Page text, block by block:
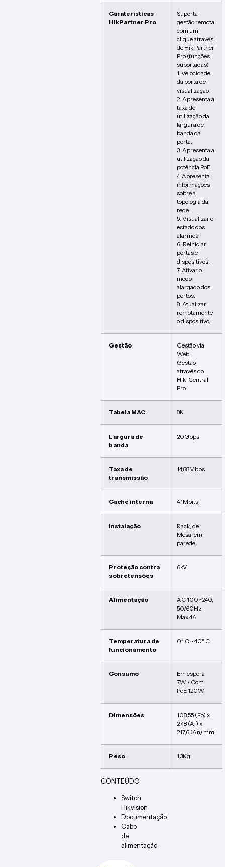
Caraterísticas
HikPartner Pro
Suporta
gestão remota
com um
clique através
do Hik Partner
Pro (funções
suportadas)
1. Velocidade
da porta de
visualização.
2. Apresenta a
taxa de
utilização da
largura de
banda da
porta.
3. Apresenta a
utilização da
potência PoE.
4. Apresenta
informações
sobre a
topologia da
rede.
5. Visualizar o
estado dos
alarmes.
6. Reiniciar
portas e
dispositivos.
7. Ativar o
modo
alargado dos
portos.
8. Atualizar
remotamente
o dispositivo.
Gestão
Gestão via
Web
Gestão
através do
Hik-Central
Pro
Tabela MAC 8K
Largura de
banda
20Gbps
Taxa de
transmissão
14,88Mbps
Cache interna 4,1Mbits
Instalação
Rack, de
Mesa, em
parede
Proteção contra
sobretensões
6kV
Alimentação
AC 100 ~240,
50/60Hz,
Max 4A
Temperatura de
funcionamento
0º C ~ 40º C
Consumo
Em espera
7W / Com
PoE 120W
Dimensões
108.55 (Fo) x
27,8 (Al) x
217,6 (An) mm
Peso 1,3Kg
CONTEÚDO
Switch
Hikvision
Documentação
Cabo
de
alimentação